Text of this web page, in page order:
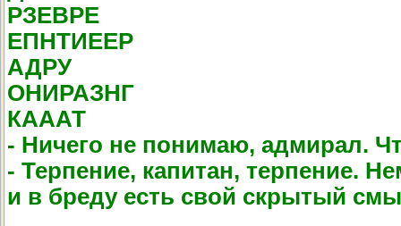
РЗЕВРЕ
ЕПНТИЕЕР
АДРУ
ОНИРАЗНГ
КАААТ
- Ничего не понимаю, адмирал.
- Терпение, капитан, терпение.
и в бреду есть свой скрытый